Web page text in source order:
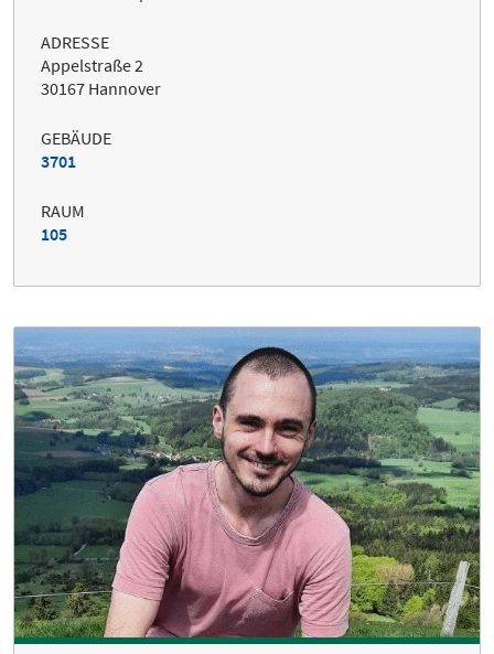
ADRESSE
Appelstraße 2
30167 Hannover
GEBÄUDE
3701
RAUM
105